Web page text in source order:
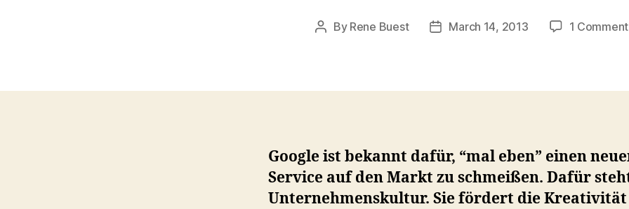
Post
By Rene Buest
PostMarch 14, 2013 1 Comment
Google ist bekannt dafür, “mal eben” einen
Service auf den Markt zu schmeißen. Dafür
Unternehmenskultur. Sie fördert die Kreativität